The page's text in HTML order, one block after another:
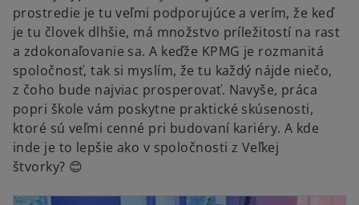
prostredie je tu veľmi podporujúce a verím, že keď
je tu človek dlhšie, má množstvo príležitostí na rast
a zdokonaľovanie sa. A keďže KPMG je rozmanitá
spoločnosť, tak si myslím, že tu každý nájde niečo,
z čoho bude najviac prosperovať. Navyše, práca
popri škole vám poskytne praktické skúsenosti,
ktoré sú veľmi cenné pri budovaní kariéry. A kde
inde je to lepšie ako v spoločnosti z Veľkej
štvorky? 😊